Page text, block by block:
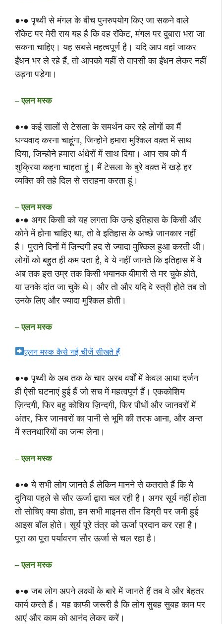
●•● पृथ्वी से मंगल के बीच पुनरुपयोग किए जा सकने वाले
रॉकेट पर मेरी राय यह है कि वह रॉकेट, मंगल पर दुबारा भरा जा
सकना चाहिए। यह सबसे महत्वपूर्ण है। यदि आप वहां जाकर
ईंधन भर ले रहे हैं, तो आपको यहीं से वापसी का ईंधन लेकर नहीं
उड़ना पड़ेगा।
– एलन मस्क
●•● कई सालों से टेसला के समर्थन कर रहे लोगों का मैं
धन्यवाद करना चाहूंगा, जिन्होने हमारा मुश्किल वक़्त में साथ
दिया, जिन्होने हमारा अंधेरों में साथ दिया। आप सब को मैं
शुक्रिया कहना चाहता हूं। मैं टेसला के बुरे वक़्त में खड़े हर
व्यक्ति की तहे दिल से सराहना करता हूं।
– एलन मस्क
●•● अगर किसी को यह लगता कि उन्हे इतिहास के किसी और
कोने में होना चाहिए था, तो वे इतिहास के अच्छे जानकार नहीं
है। पुराने दिनों में ज़िन्दगी हद से ज्यादा मुश्किल हुआ करती थी।
लोगों को बहुत ही कम पता है, वे ये नहीं जानते कि इतिहास में वे
अब तक इस उम्र तक किसी भयानक बीमारी से मर चुके होते,
या उनके दांत जा चुके थे। और तो और यदि वे स्त्री होते तब तो
उनके लिए और ज्यादा मुश्किल होती।
– एलन मस्क
एलन मस्क कैसे नई चीजें सीखते हैं
●•● पृथ्वी के अब तक के चार अरब वर्षों में केवल आधा दर्जन
ही ऐसी घटनाएं हुई हैं जो सच में महत्वपूर्ण हैं। एककोशिय
ज़िन्दगी, फिर बहु कोशिय ज़िन्दगी, फिर पौधों और जानवरों में
अंतर, फिर जानवरों का पानी से भूमि की तरफ आना, और अन्त
में स्तनधारियों का जन्म लेना।
– एलन मस्क
●•● ये सभी लोग जानते हैं लेकिन मानने से कतराते हैं कि ये
दुनिया पहले से सौर ऊर्जा द्वारा चल रही है। अगर सूर्य नहीं होता
तो सोचिए क्या होता, हम सभी माइनस तीन डिग्री पर जमी हुई
आइस बॉल होते। सूर्य पूरे तंत्र को ऊर्जा प्रदान कर रहा है।
पूरा का पूरा पर्यावरण सौर ऊर्जा से चल रहा है।
– एलन मस्क
●•● जब लोग अपने लक्ष्यों के बारे में जानते हैं तब वे और बेहतर
कार्य करते हैं। यह काफी जरूरी है कि लोग सुबह सुबह काम पर
आएं और काम को आनंद लेकर करें।